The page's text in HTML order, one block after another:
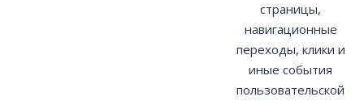
страницы,
навигационные
переходы, клики и
иные события
пользовательской